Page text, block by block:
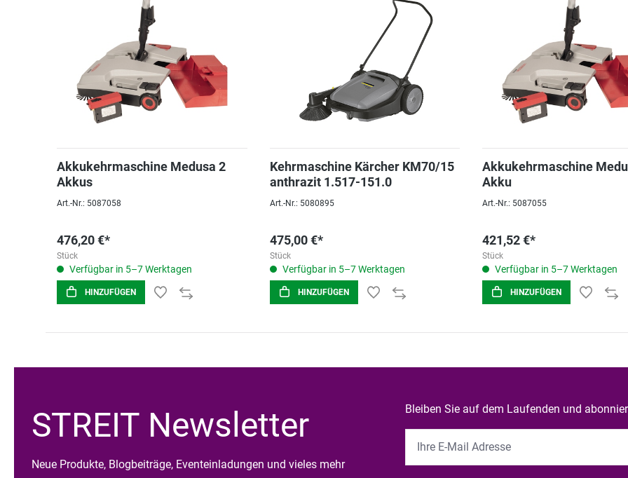
Akkukehrmaschine Medusa 2
Akkus
Art.-Nr.: 5087058
476,20 €*
Stück
Verfügbar in 5–7 Werktagen
HINZUFÜGEN
Kehrmaschine Kärcher KM70/15
anthrazit 1.517-151.0
Art.-Nr.: 5080895
475,00 €*
Stück
Verfügbar in 5–7 Werktagen
HINZUFÜGEN
Akkukehrmaschine
Akku
Art.-Nr.: 5087055
421,52 €*
Stück
Verfügbar in 5–7 Werktagen
HINZUFÜGEN
STREIT Newsletter
Neue Produkte, Blogbeiträge, Eventeinladungen und vieles mehr
Bleiben Sie auf dem Laufenden und